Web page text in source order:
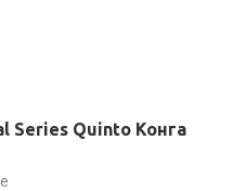
Series Quinto Конга